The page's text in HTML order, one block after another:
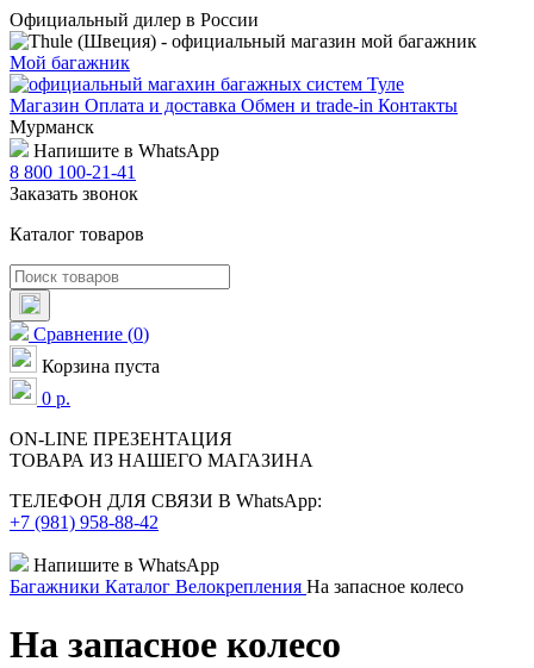
Официальный дилер в России
Мой багажник
Магазин Оплата и доставка Обмен и trade-in Контакты
Мурманск
Напишите в WhatsApp
8 800 100-21-41
Заказать звонок
Каталог товаров
Сравнение (0)
Корзина пуста
0 р.
ON-LINE ПРЕЗЕНТАЦИЯ
ТОВАРА ИЗ НАШЕГО МАГАЗИНА
ТЕЛЕФОН ДЛЯ СВЯЗИ В WhatsApp:
+7 (981) 958-88-42
Напишите в WhatsApp
Багажники Каталог Велокрепления На запасное колесо
На запасное колесо